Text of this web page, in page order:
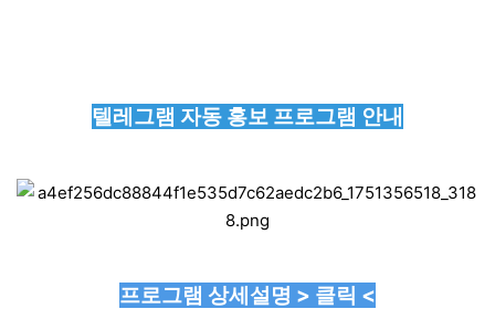
텔레그램 자동 홍보 프로그램 안내
프로그램 상세설명 > 클릭 <